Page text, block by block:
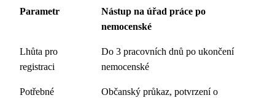
Parametr
Nástup na úřad práce po
nemocenské
Lhůta pro
registraci
Do 3 pracovních dnů po ukončení
nemocenské
Potřebné
Občanský průkaz, potvrzení o